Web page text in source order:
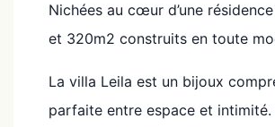
Nichées au cœur d’une
et 320m2 construits en toute
La villa Leila est un bijoux
parfaite entre espace et